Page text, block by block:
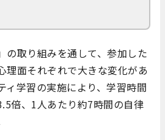
の取り組みを通して、参加した
理面それぞれで大きな変化があ
ィ学習の実施により、学習時間
倍、1人あたり約7時間の自律